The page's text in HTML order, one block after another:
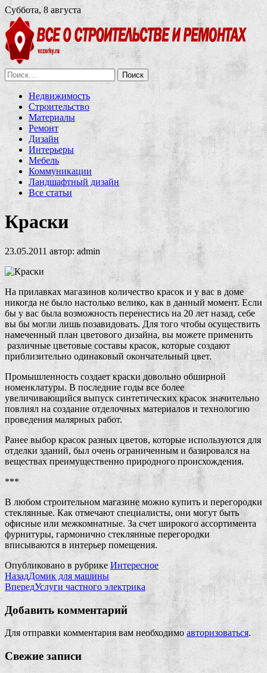
Суббота, 8 августа
Найти:
Недвижимость
Строительство
Материалы
Ремонт
Дизайн
Интерьеры
Мебель
Коммуникации
Ландшафтный дизайн
Все статьи
Краски
23.05.2011 автор:admin
На прилавках магазинов количество красок и у вас в доме
никогда не было настолько велико, как в данный момент. Если
бы у вас была возможность перенестись на 20 лет назад, себе
вы бы могли лишь позавидовать. Для того чтобы осуществить
намеченный план цветового дизайна, вы можете применить
различные цветовые составы красок, которые создают
приблизительно одинаковый окончательный цвет.
Промышленность создает краски довольно обширной
номенклатуры. В последние годы все более
увеличивающийся выпуск синтетических красок значительно
повлиял на создание отделочных материалов и технологию
проведения малярных работ.
Ранее выбор красок разных цветов, которые используются для
отделки зданий, был очень ограниченным и базировался на
веществах преимущественно природного происхождения.
***
В любом строительном магазине можно купить и перегородки
стеклянные. Как отмечают специалисты, они могут быть
офисные или межкомнатные. За счет широкого ассортимента
фурнитуры, гармонично стеклянные перегородки
вписываются в интерьер помещения.
Опубликовано в рубрике Интересное
НазадДомик для машины
ВпередУслуги частного электрика
Добавить комментарий
Для отправки комментария вам необходимоавторизоваться.
Свежие записи